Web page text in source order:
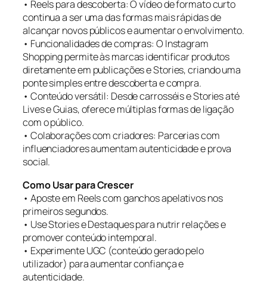
• Reels para descoberta: O vídeo de formato curto
continua a ser uma das formas mais rápidas de
alcançar novos públicos e aumentar o envolvimento.
• Funcionalidades de compras: O Instagram
Shopping permite às marcas identificar produtos
diretamente em publicações e Stories, criando uma
ponte simples entre descoberta e compra.
• Conteúdo versátil: Desde carrosséis e Stories até
Lives e Guias, oferece múltiplas formas de ligação
com o público.
• Colaborações com criadores: Parcerias com
influenciadores aumentam autenticidade e prova
social.
Como Usar para Crescer
• Aposte em Reels com ganchos apelativos nos
primeiros segundos.
• Use Stories e Destaques para nutrir relações e
promover conteúdo intemporal.
• Experimente UGC (conteúdo gerado pelo
utilizador) para aumentar confiança e
autenticidade.